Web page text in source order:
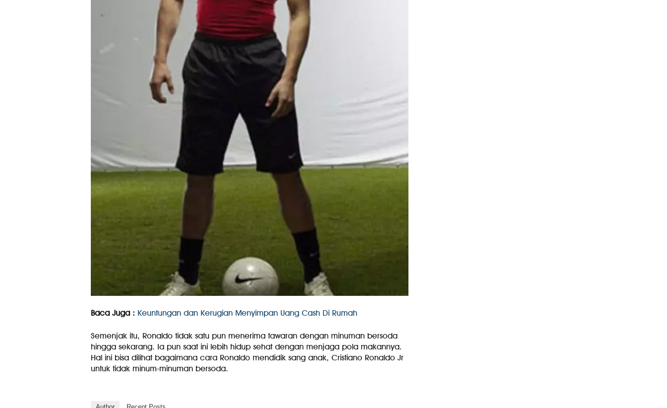
Baca Juga : Keuntungan dan Kerugian Menyimpan Uang Cash Di Rumah
Semenjak itu, Ronaldo tidak satu pun menerima tawaran dengan minuman bersoda
hingga sekarang. Ia pun saat ini lebih hidup sehat dengan menjaga pola makannya.
Hal ini bisa dilihat bagaimana cara Ronaldo mendidik sang anak, Cristiano Ronaldo Jr
untuk tidak minum-minuman bersoda.